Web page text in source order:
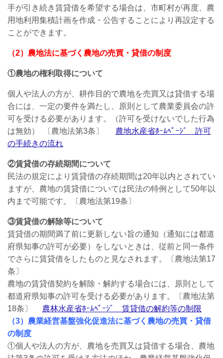
手が引き続き賃貸借を希望する場合は、市町村が再度、農
用地利用集積計画を作成・公告することにより再設定する
ことができます。
（2）農地法に基づく農地の売買・貸借の制度
①農地の権利取得について
個人や法人の方が、耕作目的で農地を売買又は貸借する場
合には、一定の要件を満たし、原則として農業委員会の許
可を受ける必要があります。（許可を受けないでした行為
は無効） 〔農地法第3条〕 農地水産省ﾎｰﾑﾍﾟｰｼﾞ 許可
の手続きの流れ
②賃貸借の存続期間について
民法の規定により賃貸借の存続期間は20年以内とされてい
ますが、農地の賃貸借については民法の特例として50年以
内まで可能です。〔農地法第19条〕
③賃貸借の解除等について
賃貸借の期間満了前に更新しない旨の通知（通知には都道
府県知事の許可が必要）をしないときは、従前と同一条件
でさらに賃貸借をしたものと見なされます。〔農地法第17
条〕
農地の賃貸借契約を解除・解約する場合には、原則として
都道府県知事の許可を受ける必要があります。〔農地法第
18条〕 農林水産省ﾎｰﾑﾍﾟｰｼﾞ 賃貸借の解約等の制限
（3）農業経営基盤強化促進法に基づく農地の売買・貸借
の制度
①個人や法人の方が、農地を売買又は貸借する場合、農地